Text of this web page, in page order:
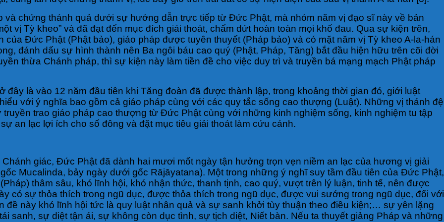
chứng thánh quả dưới sự hướng dẫn trực tiếp từ Đức Phật, mà nhóm năm vị đạo sĩ này về bản
vị Tỳ kheo” và đã đạt đến mục đích giải thoát, chấm dứt hoàn toàn mọi khổ đau. Qua sự kiện trên,
Đức Phật (Phật bảo), giáo pháp được tuyên thuyết (Pháp bảo) và có mặt năm vị Tỳ kheo A-la-hán
đánh dấu sự hình thành nên Ba ngôi báu cao quý (Phật, Pháp, Tăng) bắt đầu hiện hữu trên cõi đời
thừa Chánh pháp, thì sự kiện này làm tiền đề cho việc duy trì và truyền bá mạng mạch Phật pháp
đây là vào 12 năm đầu tiên khi Tăng đoàn đã được thành lập, trong khoảng thời gian đó, giới luật
với ý nghĩa bao gồm cả giáo pháp cùng với các quy tắc sống cao thượng (Luật). Những vị thánh đệ
trao giáo pháp cao thượng từ Đức Phật cùng với những kinh nghiệm sống, kinh nghiệm tu tập
an lạc lợi ích cho số đông và đặt mục tiêu giải thoát làm cứu cánh.
giác, Đức Phật đã dành hai mươi mốt ngày tận hưởng trọn vẹn niềm an lạc của hương vị giải
Mucalinda, bảy ngày dưới gốc Rājāyatana). Một trong những ý nghĩ suy tầm đầu tiên của Đức Phật,
thâm sâu, khó lĩnh hội, khó nhận thức, thanh tịnh, cao quý, vượt trên lý luận, tinh tế, nên được
có sự thỏa thích trong ngũ dục, được thỏa thích trong ngũ dục, được vui sướng trong ngũ dục, đối với
này khó lĩnh hội tức là quy luật nhân quả và sự sanh khởi tùy thuận theo điều kiện;… sự yên lặng
sanh, sự diệt tận ái, sự không còn dục tình, sự tịch diệt, Niết bàn. Nếu ta thuyết giảng Pháp và những